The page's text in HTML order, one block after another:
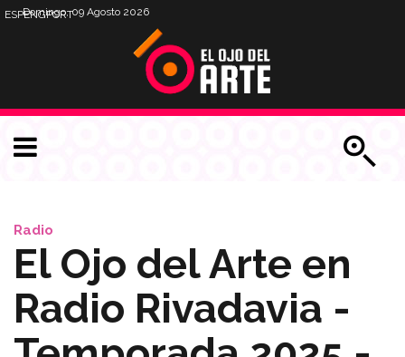
Domingo, 09 Agosto 2026
ESPENGPORT
Radio
El Ojo del Arte en
Radio Rivadavia -